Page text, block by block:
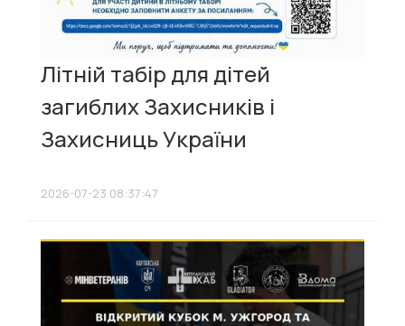
Літній табір для дітей
загиблих Захисників і
Захисниць України
2026-07-23 08:37:47